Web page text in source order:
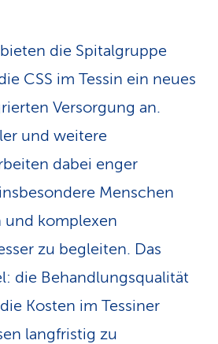
-
L
i
n
k
s
die Spitalgruppe
CSS im Tessin ein neues
Versorgung an.
und weitere
dabei enger
Menschen
komplexen
zu begleiten. Das
die Behandlungsqualität
Kosten im Tessiner
langfristig zu